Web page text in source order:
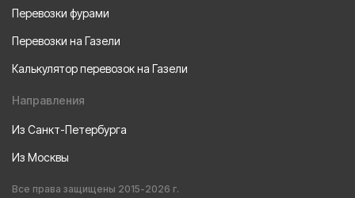
Перевозки фурами
Перевозки на Газели
Калькулятор перевозок на Газели
Направления
Из Санкт-Петербурга
Из Москвы
Все права защищены 2015-2026 г.